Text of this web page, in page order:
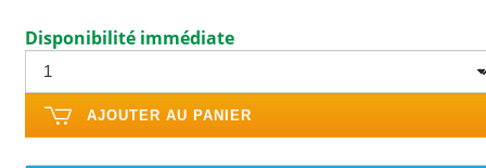
Disponibilité immédiate
AJOUTER AU PANIER